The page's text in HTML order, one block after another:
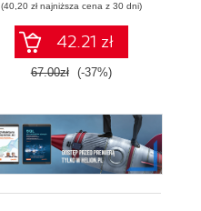
(40,20 zł najniższa cena z 30 dni)
42.21 zł
67.00zł (-37%)